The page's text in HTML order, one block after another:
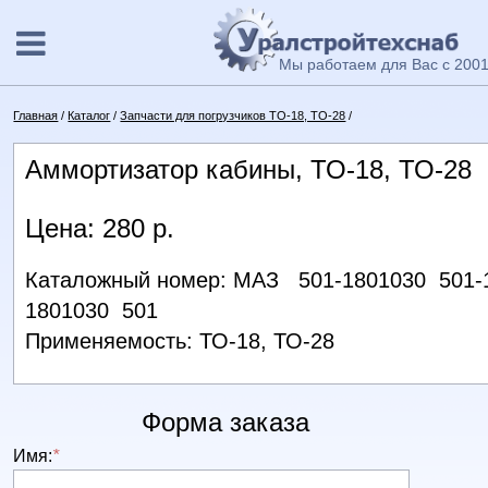
Мы работаем для Вас с
Главная /Каталог /Запчасти для погрузчиков ТО-18, ТО-28 /
Аммортизатор кабины, ТО-18, ТО-28
Цена: 280 р.
Каталожный номер: МАЗ 501-1801030
1801030 501
Применяемость: ТО-18, ТО-28
Форма заказа
Имя:*